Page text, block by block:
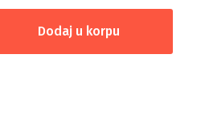
Dodaj u korpu